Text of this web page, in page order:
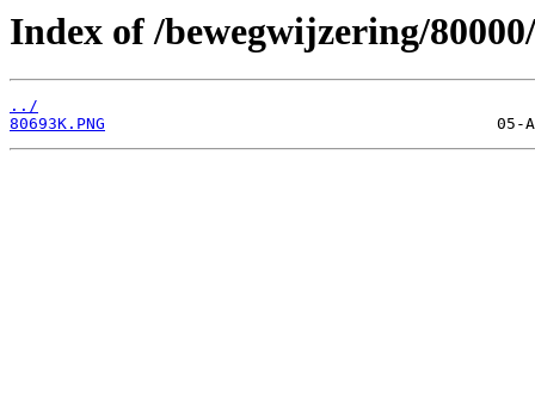
Index of /bewegwijzering/
../
80693K.PNG